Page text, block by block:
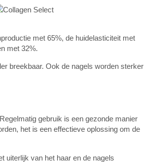
met 65%, de huidelasticiteit met
met 32%.
breekbaar. Ook de nagels worden sterker
gebruik is een gezonde manier
het is een effectieve oplossing om de
uiterlijk van het haar en de nagels